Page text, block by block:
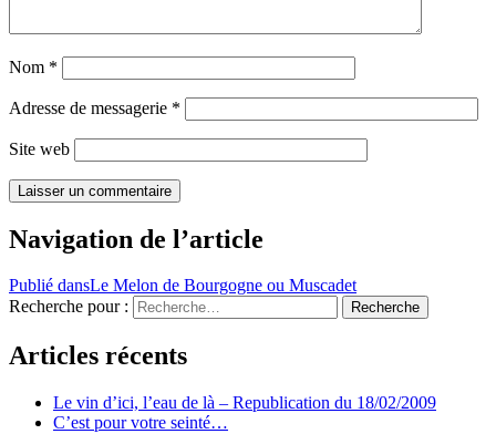
Nom *
Adresse de messagerie *
Site web
Navigation de l’article
Publié dansLe Melon de Bourgogne ou Muscadet
Recherche pour :
Recherche
Articles récents
Le vin d’ici, l’eau de là – Republication du 18/02/2009
C’est pour votre seinté…